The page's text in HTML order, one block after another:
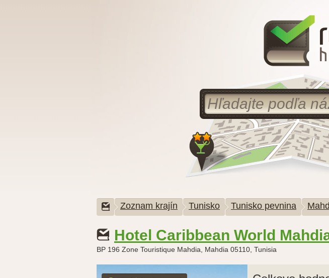
Zoznam krajín Tunisko Tunisko pevnina
Hotel Caribbean World
BP 196 Zone Touristique Mahdia, Mahdia 05110, Tunisia